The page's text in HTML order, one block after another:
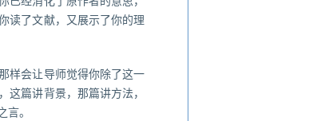
读了文献，又展示了你的理
样会让导师觉得你除了这一
篇讲背景，那篇讲方法，
。